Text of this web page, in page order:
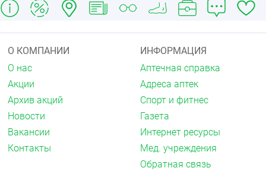
О КОМПАНИИ
О нас
Акции
Архив акций
Новости
Вакансии
Контакты
ИНФОРМАЦИЯ
Аптечная справка
Адреса аптек
Спорт и фитнес
Газета
Интернет ресурсы
Мед. учреждения
Обратная связь